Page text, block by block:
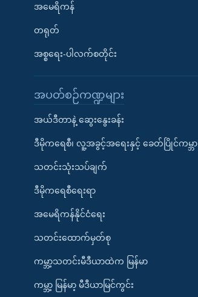
အမေရိကန်
တရုတ်
အစ္စရေး-ပါလက်စတိုင်း
အပတ်စဉ်ကဏ္ဍများ
အယ်ဒီတာနဲ့ ဆွေးနွေးခန်း
ဒီမိုကရေစီ၊ လူ့အခွင့်အရေးနှင့် ခေတ်ပြိုင်ကမ္ဘာ
သတင်းသုံးသပ်ချက်
ဒီမိုကရေစီရေးရာ
အမေရိကန်နိုင်ငံရေး
သတင်းထောက်မှတ်စု
ကမ္ဘာ့သတင်းမီဒီယာထဲက မြန်မာ
ကမ္ဘာ့ မြန်မာ့ မီဒီယာမြင်ကွင်း